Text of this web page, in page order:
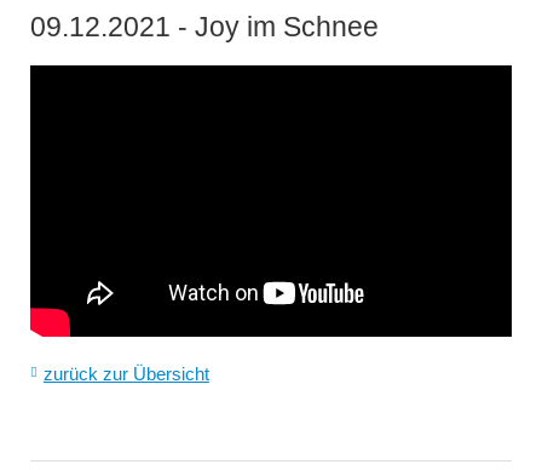
09.12.2021 - Joy im Schnee
zurück zur Übersicht